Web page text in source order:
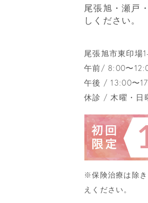
尾張旭・瀬戸
しください。
尾張旭市東印場
午前/ 8:00〜
午後 / 13:00〜
休診 / 木曜・日
※保険治療は除き
えください。